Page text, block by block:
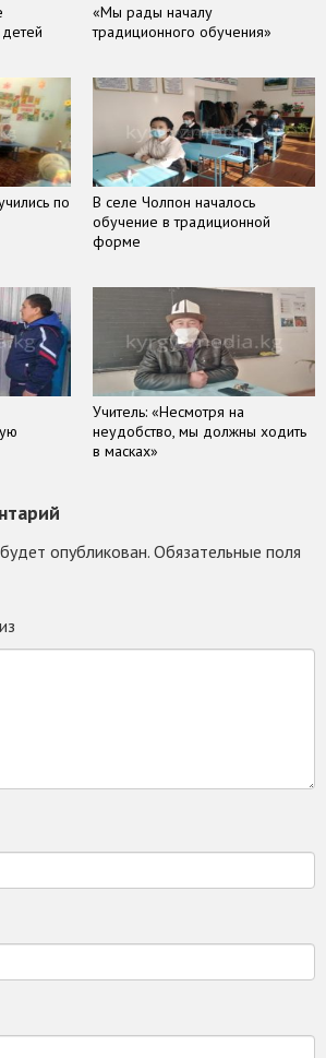
«Мы рады началу
традиционного обучения»
по
В селе Чолпон началось
обучение в традиционной
форме
Учитель: «Несмотря на
неудобство, мы должны ходить
в масках»
опубликован. Обязательные поля